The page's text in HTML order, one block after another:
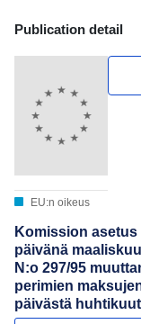
Publication
Publication detail
EU:n oikeus
Komission asetus
päivänä
N:o 297/95
perimien
päivästä